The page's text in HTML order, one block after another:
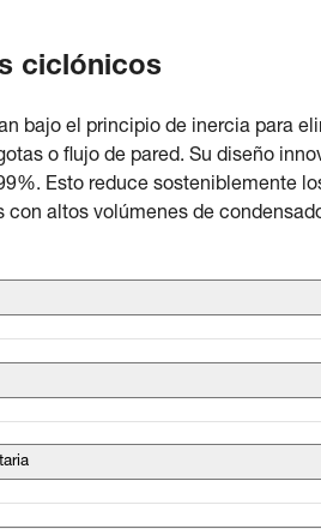
ciclónicos
bajo el principio de inercia para
o flujo de pared. Su diseño
Esto reduce sosteniblemente
altos volúmenes de